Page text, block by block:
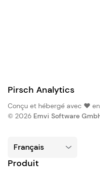
Pirsch Analytics
Conçu et hébergé avec ❤️
© 2026 Emvi Software
Produit